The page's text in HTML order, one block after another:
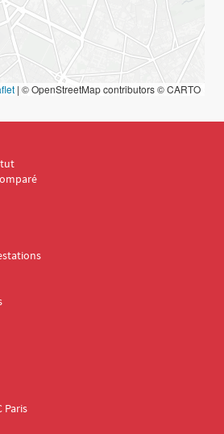
| © OpenStreetMap contributors © CARTO
Paris